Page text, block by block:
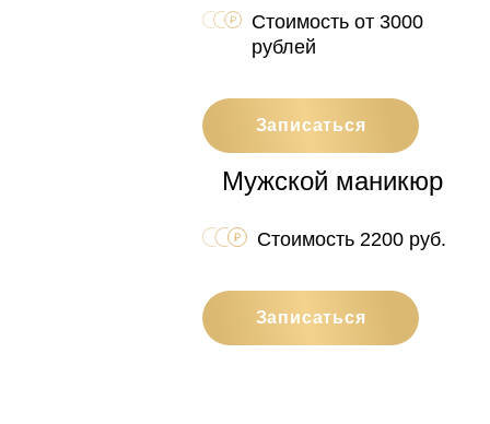
Стоимость от 3000
рублей
Записаться
Мужской маникюр
Стоимость 2200 руб.
Записаться